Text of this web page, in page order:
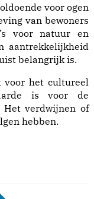
voor ogen
van bewoners
voor natuur en
aantrekkelijkheid
belangrijk is.
voor het cultureel
is voor de
Het verdwijnen of
hebben.